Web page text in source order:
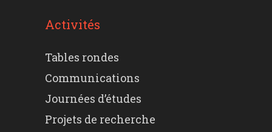
Activités
Tables rondes
Communications
Journées d’études
Projets de recherche